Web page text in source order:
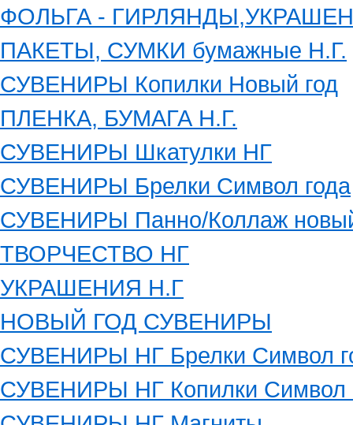
ФОЛЬГА -
ПАКЕТЫ, СУМКИ бумажные Н.Г.
СУВЕНИРЫ Копилки Новый год
ПЛЕНКА, БУМАГА Н.Г.
СУВЕНИРЫ Шкатулки НГ
СУВЕНИРЫ Брелки Символ года
СУВЕНИРЫ Панно/Коллаж
ТВОРЧЕСТВО НГ
УКРАШЕНИЯ Н.Г
НОВЫЙ ГОД СУВЕНИРЫ
СУВЕНИРЫ НГ Брелки Символ
СУВЕНИРЫ НГ Копилки Символ